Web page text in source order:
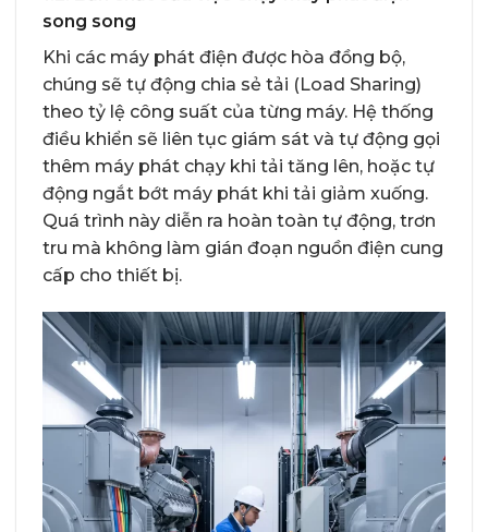
song song
Khi các máy phát điện được hòa đồng bộ,
chúng sẽ tự động chia sẻ tải (Load Sharing)
theo tỷ lệ công suất của từng máy. Hệ thống
điều khiển sẽ liên tục giám sát và tự động gọi
thêm máy phát chạy khi tải tăng lên, hoặc tự
động ngắt bớt máy phát khi tải giảm xuống.
Quá trình này diễn ra hoàn toàn tự động, trơn
tru mà không làm gián đoạn nguồn điện cung
cấp cho thiết bị.